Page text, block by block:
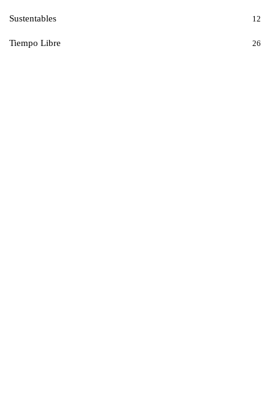
Sustentables 12
Tiempo Libre 26